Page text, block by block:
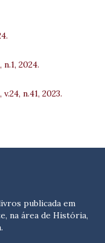
2024.
n.41, 2023.
publicada em
na área de História,